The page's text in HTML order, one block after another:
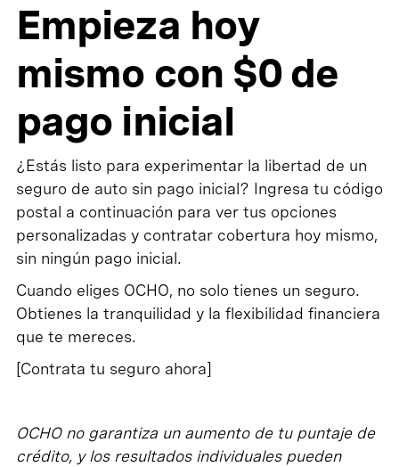
Empieza hoy
mismo con $0 de
pago inicial
¿Estás listo para experimentar la libertad de un
seguro de auto sin pago inicial? Ingresa tu código
postal a continuación para ver tus opciones
personalizadas y contratar cobertura hoy mismo,
sin ningún pago inicial.
Cuando eliges OCHO, no solo tienes un seguro.
Obtienes la tranquilidad y la flexibilidad financiera
que te mereces.
[Contrata tu seguro ahora]
OCHO no garantiza un aumento de tu puntaje de
crédito, y los resultados individuales pueden